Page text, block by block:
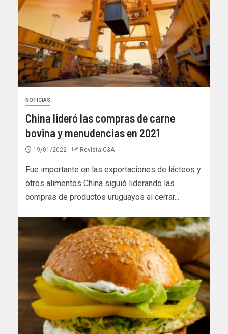
NOTICIAS
China lideró las compras de carne
bovina y menudencias en 2021
19/01/2022 Revista C&A
Fue importante en las exportaciones de lácteos y
otros alimentos China siguió liderando las
compras de productos uruguayos al cerrar...